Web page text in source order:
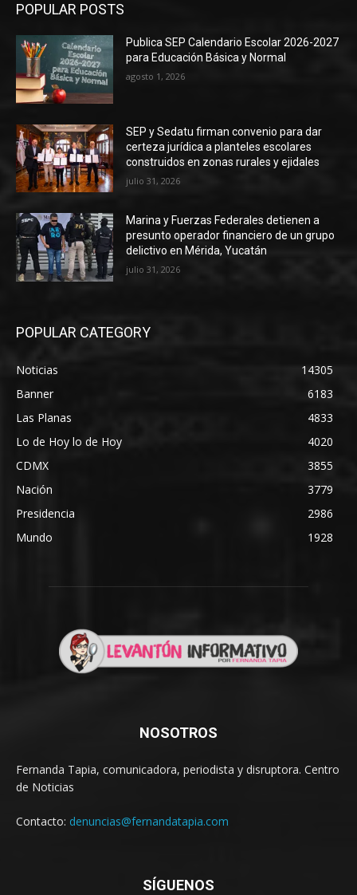
POPULAR POSTS
Publica SEP Calendario Escolar 2026-2027
para Educación Básica y Normal
agosto 1, 2026
SEP y Sedatu firman convenio para dar
certeza jurídica a planteles escolares
construidos en zonas rurales y ejidales
julio 31, 2026
Marina y Fuerzas Federales detienen a
presunto operador financiero de un grupo
delictivo en Mérida, Yucatán
julio 31, 2026
POPULAR CATEGORY
Noticias
14305
Banner
6183
Las Planas
4833
Lo de Hoy lo de Hoy
4020
CDMX
3855
Nación
3779
Presidencia
2986
Mundo
1928
NOSOTROS
Fernanda Tapia, comunicadora, periodista y disruptora. Centro
de Noticias
Contacto: denuncias@fernandatapia.com
SÍGUENOS